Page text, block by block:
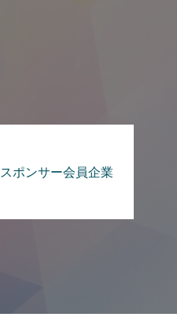
スポンサー会員企業